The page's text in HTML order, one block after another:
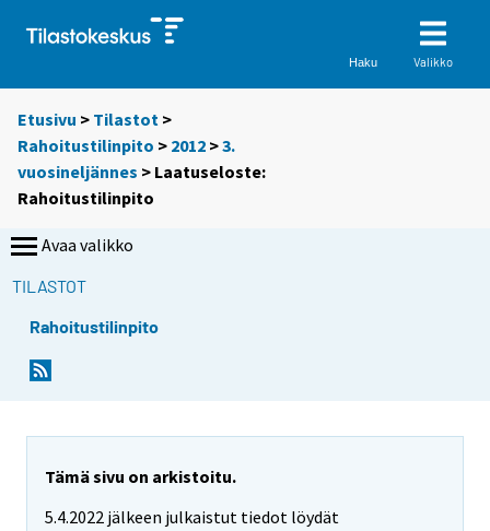
Haku Valikko
Etusivu > Tilastot >
Rahoitustilinpito > 2012 >3.
vuosineljännes > Laatuseloste:
Rahoitustilinpito
Avaa valikko
TILASTOT
Rahoitustilinpito
Tämä sivu on arkistoitu.
5.4.2022 jälkeen julkaistut tiedot löydät